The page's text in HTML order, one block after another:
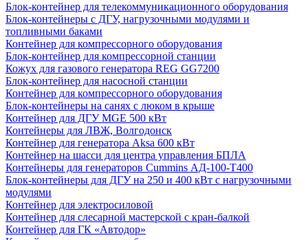
Блок-контейнер для телекоммуникационного оборудования
Блок-контейнеры с ДГУ, нагрузочными модулями и
топливными баками
Контейнер для компрессорного оборудования
Блок-контейнер для компрессорной станции
Кожух для газового генератора REG GG7200
Блок-контейнер для насосной станции
Контейнер для компрессорного оборудования
Блок-контейнеры на санях с люком в крыше
Контейнер для ДГУ MGE 500 кВт
Контейнеры для ЛВЖ, Волгодонск
Контейнер для генератора Aksa 600 кВт
Контейнер на шасси для центра управления БПЛА
Контейнеры для генераторов Cummins АД-100-Т400
Блок-контейнеры для ДГУ на 250 и 400 кВт с нагрузочными
модулями
Контейнер для электросиловой
Контейнер для слесарной мастерской с кран-балкой
Контейнер для ГК «Автодор»